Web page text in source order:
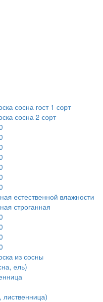
сосна гост 1 сорт
сосна 2 сорт
естественной влажности
строганная
из сосны
ель)
лиственница)